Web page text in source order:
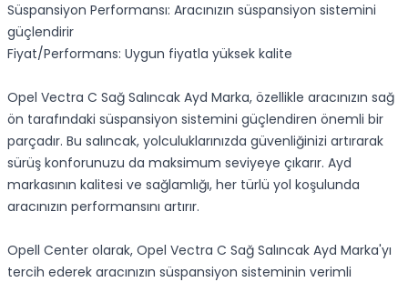
Süspansiyon Performansı: Aracınızın süspansiyon sistemini
güçlendirir
Fiyat/Performans: Uygun fiyatla yüksek kalite
Opel Vectra C Sağ Salıncak Ayd Marka, özellikle aracınızın sağ
ön tarafındaki süspansiyon sistemini güçlendiren önemli bir
parçadır. Bu salıncak, yolculuklarınızda güvenliğinizi artırarak
sürüş konforunuzu da maksimum seviyeye çıkarır. Ayd
markasının kalitesi ve sağlamlığı, her türlü yol koşulunda
aracınızın performansını artırır.
Opell Center olarak, Opel Vectra C Sağ Salıncak Ayd Marka'yı
tercih ederek aracınızın süspansiyon sisteminin verimli